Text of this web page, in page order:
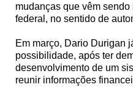
mudanças que vêm
federal, no sentido de
Em março, Dario Durigan
possibilidade, após ter
desenvolvimento de um
reunir informações